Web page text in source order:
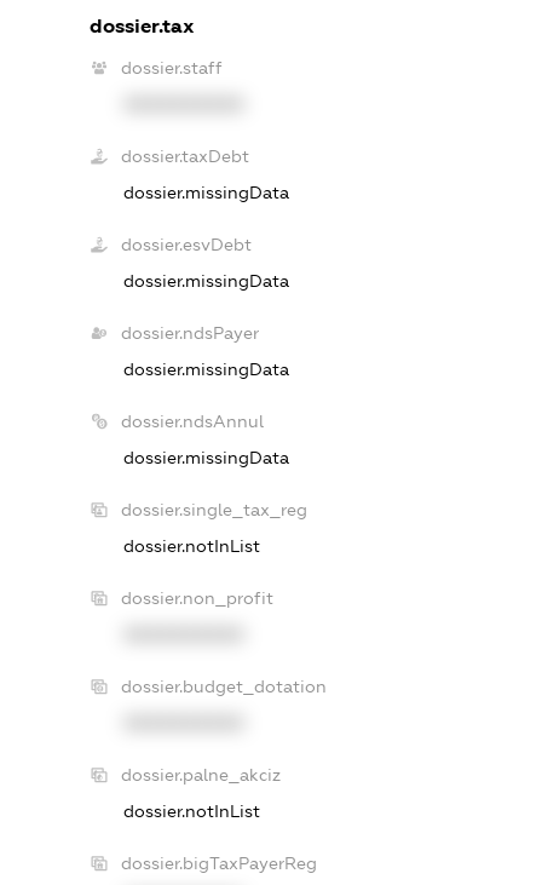
dossier.tax
dossier.staff
dossier.taxDebt
dossier.missingData
dossier.esvDebt
dossier.missingData
dossier.ndsPayer
dossier.missingData
dossier.ndsAnnul
dossier.missingData
dossier.single_tax_reg
dossier.notInList
dossier.non_profit
dossier.budget_dotation
dossier.palne_akciz
dossier.notInList
dossier.bigTaxPayerReg